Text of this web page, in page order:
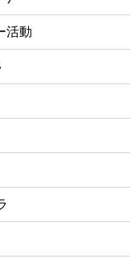
活動